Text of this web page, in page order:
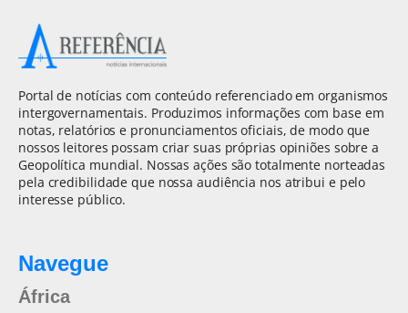
Portal de notícias com conteúdo referenciado em organismos
intergovernamentais. Produzimos informações com base em
notas, relatórios e pronunciamentos oficiais, de modo que
nossos leitores possam criar suas próprias opiniões sobre a
Geopolítica mundial. Nossas ações são totalmente norteadas
pela credibilidade que nossa audiência nos atribui e pelo
interesse público.
Navegue
África